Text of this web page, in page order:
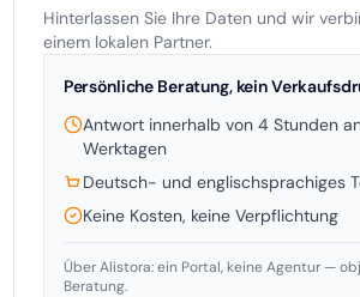
Hinterlassen Sie Ihre Daten und wir
einem lokalen Partner.
Persönliche Beratung, kein
Antwort innerhalb von 4 Stunden
Werktagen
Deutsch- und englischsprachiges
Keine Kosten, keine Verpflichtung
Über Alistora: ein Portal, keine Agentur —
Beratung.